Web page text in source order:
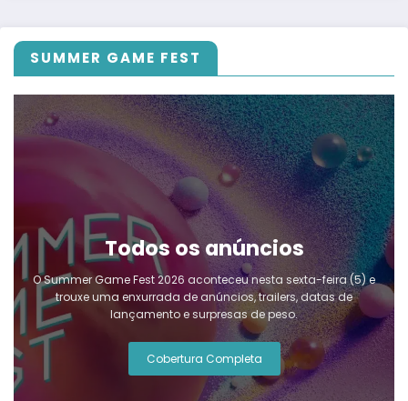
SUMMER GAME FEST
Todos os anúncios
O Summer Game Fest 2026 aconteceu nesta sexta-feira (5) e
trouxe uma enxurrada de anúncios, trailers, datas de
lançamento e surpresas de peso.
Cobertura Completa